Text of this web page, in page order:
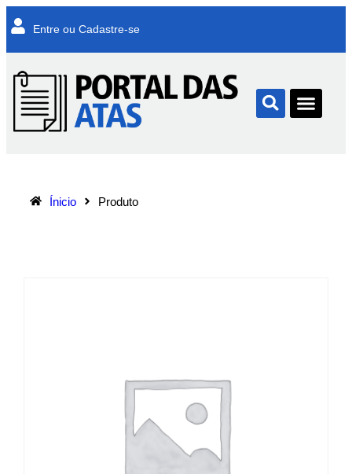
Entre ou Cadastre-se
Ínicio Produto